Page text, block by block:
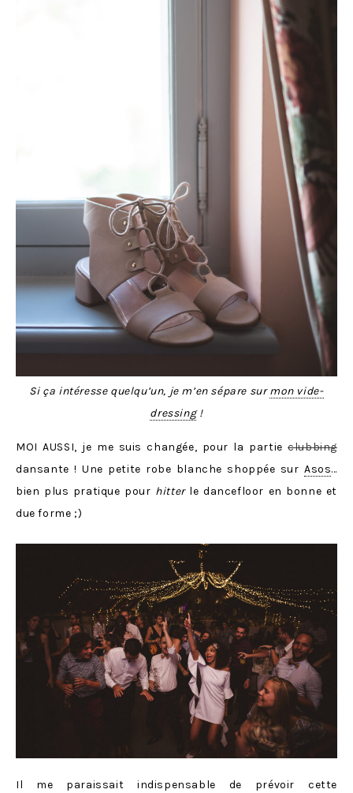
Si ça intéresse quelqu’un, je m’en sépare surmon vide-
dressing!
MOI AUSSI, je me suis changée, pour la partieclubbing
dansante ! Une petite robe blanche shoppée sur Asos…
bien plus pratique pour hitterle dancefloor en bonne et
due forme ;)
Il me paraissait indispensable de prévoir cette